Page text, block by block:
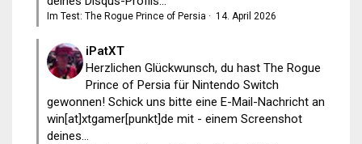
Im Test: The Rogue Prince of Persia · 14. April 2026
iPatXT
Herzlichen Glückwunsch, du hast The Rogue
Prince of Persia für Nintendo Switch
gewonnen! Schick uns bitte eine E-Mail-Nachricht an
win[at]xtgamer[punkt]de mit - einem Screenshot
deines...